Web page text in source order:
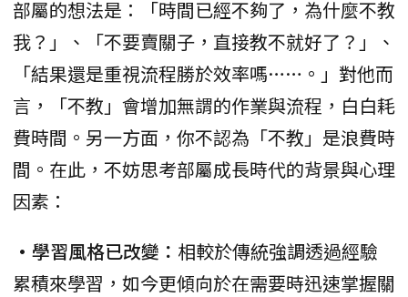
部屬的想法是：「時間已經不夠了，為什麼不教
我？」、「不要賣關子，直接教不就好了？」、
「結果還是重視流程勝於效率嗎……。」對他而
言，「不教」會增加無謂的作業與流程，白白耗
費時間。另一方面，你不認為「不教」是浪費時
間。在此，不妨思考部屬成長時代的背景與心理
因素：
•學習風格已改變： 相較於傳統強調透過經驗
累積來學習，如今更傾向於在需要時迅速掌握關